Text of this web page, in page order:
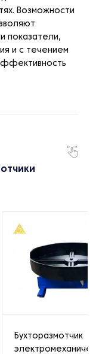
Возможности
показатели,
и с течением
Бухторазмотчик